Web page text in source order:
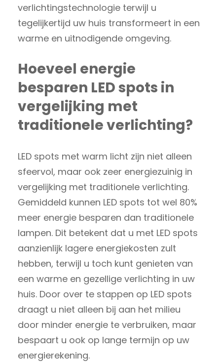
verlichtingstechnologie terwijl u
tegelijkertijd uw huis transformeert in een
warme en uitnodigende omgeving.
Hoeveel energie
besparen LED spots in
vergelijking met
traditionele verlichting?
LED spots met warm licht zijn niet alleen
sfeervol, maar ook zeer energiezuinig in
vergelijking met traditionele verlichting.
Gemiddeld kunnen LED spots tot wel 80%
meer energie besparen dan traditionele
lampen. Dit betekent dat u met LED spots
aanzienlijk lagere energiekosten zult
hebben, terwijl u toch kunt genieten van
een warme en gezellige verlichting in uw
huis. Door over te stappen op LED spots
draagt u niet alleen bij aan het milieu
door minder energie te verbruiken, maar
bespaart u ook op lange termijn op uw
energierekening.